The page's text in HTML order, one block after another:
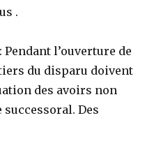
.
Pendant l’ouverture de
du disparu doivent
des avoirs non
Des